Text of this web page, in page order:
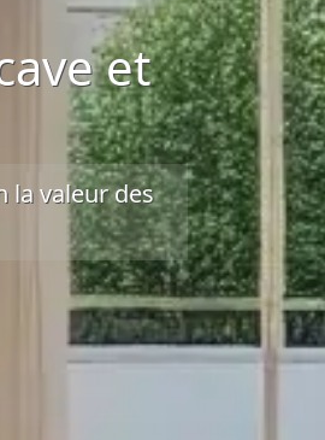
et
la valeur des